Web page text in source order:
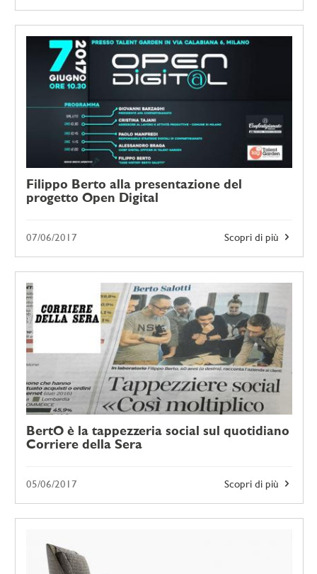
Filippo Berto alla presentazione del
progetto Open Digital
Scopri di più
07/06/2017
BertO è la tappezzeria social sul quotidiano
Corriere della Sera
Scopri di più
05/06/2017